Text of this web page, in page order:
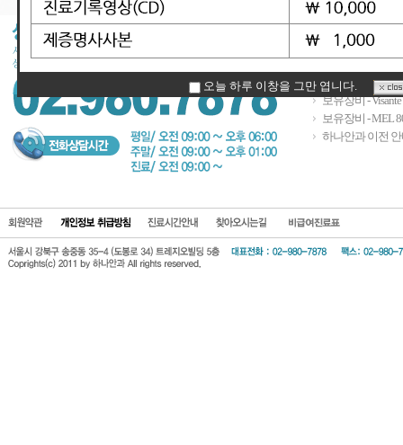
오늘 하루 이창을 그만 엽니다.
보유장비 -
보유장비 -
보유장비 - MEL
하나안과 이전
회원약관 개인정보 보호방 진료시간안 찾아오시는길 비급여진료표